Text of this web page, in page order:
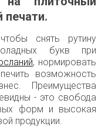
снять рутину
букв при
, нормировать
возможность
Преимущества
- это свобода
форм и высокая
продукции.